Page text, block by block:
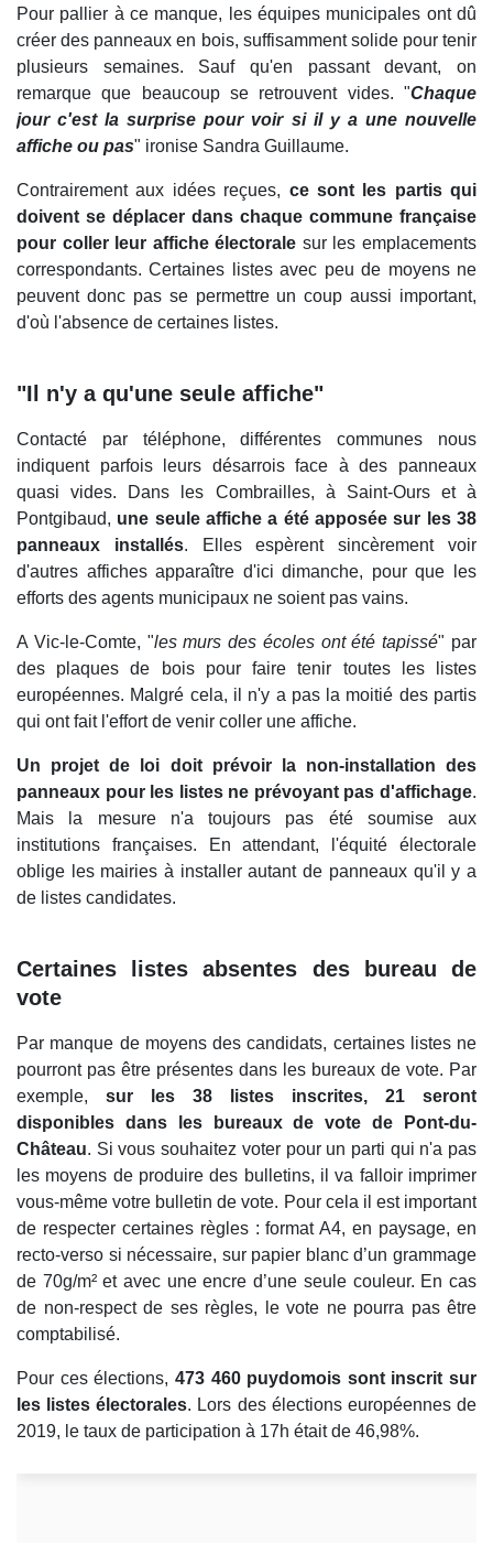
Pour pallier à ce manque, les équipes municipales ont dû
créer des panneaux en bois, suffisamment solide pour tenir
plusieurs semaines. Sauf qu'en passant devant, on
remarque que beaucoup se retrouvent vides. "Chaque
jour c'est la surprise pour voir si il y a une nouvelle
affiche ou pas" ironise Sandra Guillaume.
Contrairement aux idées reçues, ce sont les partis qui
doivent se déplacer dans chaque commune française
pour coller leur affiche électorale sur les emplacements
correspondants. Certaines listes avec peu de moyens ne
peuvent donc pas se permettre un coup aussi important,
d'où l'absence de certaines listes.
"Il n'y a qu'une seule affiche"
Contacté par téléphone, différentes communes nous
indiquent parfois leurs désarrois face à des panneaux
quasi vides. Dans les Combrailles, à Saint-Ours et à
Pontgibaud, une seule affiche a été apposée sur les 38
panneaux installés. Elles espèrent sincèrement voir
d'autres affiches apparaître d'ici dimanche, pour que les
efforts des agents municipaux ne soient pas vains.
A Vic-le-Comte, "les murs des écoles ont été tapissé" par
des plaques de bois pour faire tenir toutes les listes
européennes. Malgré cela, il n'y a pas la moitié des partis
qui ont fait l'effort de venir coller une affiche.
Un projet de loi doit prévoir la non-installation des
panneaux pour les listes ne prévoyant pas d'affichage.
Mais la mesure n'a toujours pas été soumise aux
institutions françaises. En attendant, l'équité électorale
oblige les mairies à installer autant de panneaux qu'il y a
de listes candidates.
Certaines listes absentes des bureau de
vote
Par manque de moyens des candidats, certaines listes ne
pourront pas être présentes dans les bureaux de vote. Par
exemple, sur les 38 listes inscrites, 21 seront
disponibles dans les bureaux de vote de Pont-du-
Château. Si vous souhaitez voter pour un parti qui n'a pas
les moyens de produire des bulletins, il va falloir imprimer
vous-même votre bulletin de vote. Pour cela il est important
de respecter certaines règles : format A4, en paysage, en
recto-verso si nécessaire, sur papier blanc d’un grammage
de 70g/m² et avec une encre d’une seule couleur. En cas
de non-respect de ses règles, le vote ne pourra pas être
comptabilisé.
Pour ces élections, 473 460 puydomois sont inscrit sur
les listes électorales. Lors des élections européennes de
2019, le taux de participation à 17h était de 46,98%.